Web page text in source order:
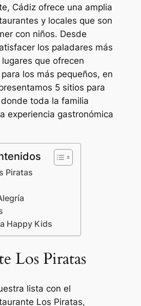
Cádiz ofrece una amplia
y locales que son
con niños. Desde
los paladares más
que ofrecen
los más pequeños, en
5 sitios para
toda la familia
experiencia gastronómica
Piratas
Happy Kids
Los Piratas
lista con el
Los Piratas,